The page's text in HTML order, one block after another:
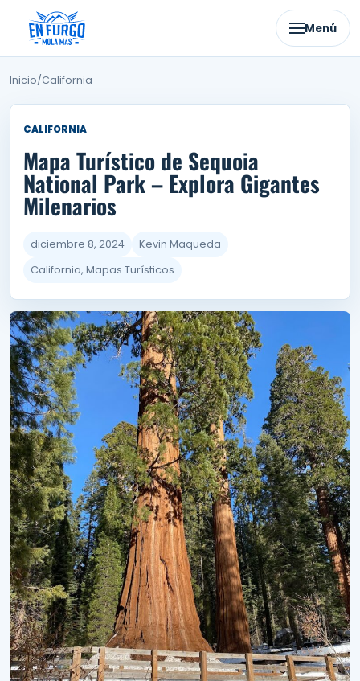
contenido
Menú
Inicio/California
CALIFORNIA
Mapa Turístico de Sequoia
National Park – Explora Gigantes
Milenarios
diciembre 8, 2024
Kevin Maqueda
California, Mapas Turísticos